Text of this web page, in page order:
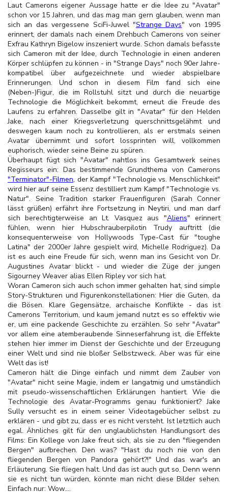
Laut Camerons eigener Aussage hatte er die Idee zu "Avatar"
schon vor 15 Jahren, und das mag man gern glauben, wenn man
sich an das vergessene SciFi-Juwel "Strange Days" von 1995
erinnert, der damals nach einem Drehbuch Camerons von seiner
Exfrau Kathryn Bigelow inszeniert wurde. Schon damals befasste
sich Cameron mit der Idee, durch Technologie in einen anderen
Körper schlüpfen zu können - in "Strange Days" noch 90er Jahre-
kompatibel über aufgezeichnete und wieder abspielbare
Erinnerungen. Und schon in diesem Film fand sich eine
(Neben-)Figur, die im Rollstuhl sitzt und durch die neuartige
Technologie die Möglichkeit bekommt, erneut die Freude des
Laufens zu erfahren. Dasselbe gilt in "Avatar" für den Helden
Jake, nach einer Kriegsverletzung querschnittsgelähmt und
deswegen kaum noch zu kontrollieren, als er erstmals seinen
Avatar übernimmt und sofort lossprinten will, vollkommen
euphorisch, wieder seine Beine zu spüren.
Überhaupt fügt sich "Avatar" nahtlos ins Gesamtwerk seines
Regisseurs ein: Das bestimmende Grundthema von Camerons
"Terminator"-Filmen, der Kampf "Technologie vs. Menschlichkeit"
wird hier auf seine Essenz destilliert zum Kampf "Technologie vs.
Natur". Seine Tradition starker Frauenfiguren (Sarah Conner
lässt grüßen) erfährt ihre Fortsetzung in Neytiri, und man darf
sich berechtigterweise an Lt. Vasquez aus "Aliens" erinnert
fühlen, wenn hier Hubschrauberpilotin Trudy auftritt (die
konsequenterweise von Hollywoods Type-Cast für "toughe
Latina" der 2000er Jahre gespielt wird, Michelle Rodriguez). Da
ist es auch eine Freude für sich, wenn man ins Gesicht von Dr.
Augustines Avatar blickt - und wieder die Züge der jungen
Sigourney Weaver alias Ellen Ripley vor sich hat.
Woran Cameron sich auch schon immer gehalten hat, sind simple
Story-Strukturen und Figurenkonstellationen: Hier die Guten, da
die Bösen. Klare Gegensätze, archaische Konflikte - das ist
Camerons Territorium, und kaum jemand nutzt es so effektiv wie
er, um eine packende Geschichte zu erzählen. So sehr "Avatar"
vor allem eine atemberaubende Sinneserfahrung ist, die Effekte
stehen hier immer im Dienst der Geschichte und der Erzeugung
einer Welt und sind nie bloßer Selbstzweck. Aber was für eine
Welt das ist!
Cameron hält die Dinge einfach und nimmt dem Zauber von
"Avatar" nicht seine Magie, indem er langatmig und umständlich
mit pseudo-wissenschaftlichen Erklärungen hantiert. Wie die
Technologie des Avatar-Programms genau funktioniert? Jake
Sully versucht es in einem seiner Videotagebücher selbst zu
erklären - und gibt zu, dass er es nicht versteht. Ist letztlich auch
egal. Ähnliches gilt für den unglaublichsten Handlungsort des
Films: Ein Kollege von Jake freut sich, als sie zu den "fliegenden
Bergen" aufbrechen. Den was? "Hast du noch nie von den
fliegenden Bergen von Pandora gehört?!" Und das war's an
Erläuterung. Sie fliegen halt. Und das ist auch gut so. Denn wenn
sie es nicht tun würden, könnte man nicht diese Bilder sehen.
Einfach nur: Wow….